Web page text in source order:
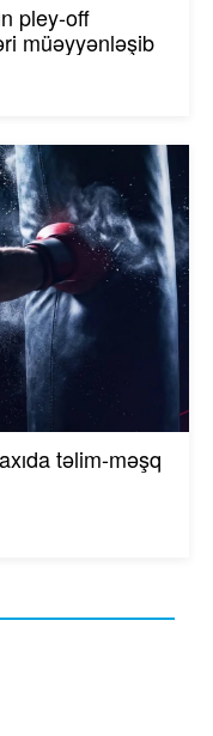
pley-off
müəyyənləşib
təlim-məşq